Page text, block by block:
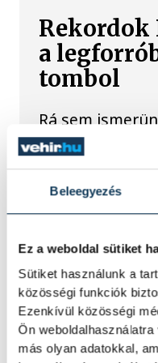
Beleegyezés
Ez a weboldal sütiket
Sütiket használunk a
közösségi funkciók
Ezenkívül közösségi
Ön
más olyan adatokkal,
Rekordok
a
tombol
Rá sem
dönt a hőség.
került,
júliust mértek,
dunai
Újra kilátszik a
felbukkanása
klímaváltozás
figyelmet.